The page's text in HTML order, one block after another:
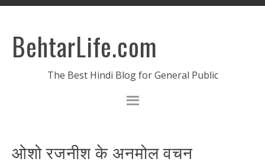
BehtarLife.com
The Best Hindi Blog for General Public
ओशो रजनीश के अनमोल वचन